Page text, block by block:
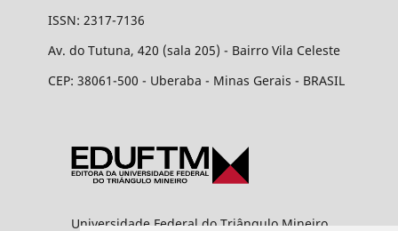
ISSN: 2317-7136
Av. do Tutuna, 420 (sala 205) - Bairro Vila Celeste
CEP: 38061-500 - Uberaba - Minas Gerais - BRASIL
Universidade Federal do Triângulo Mineiro